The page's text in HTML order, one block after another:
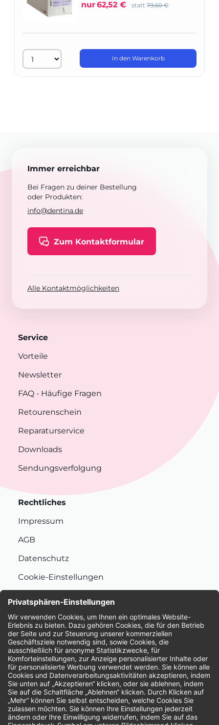
nur62,52 € statt 79,60 €
In den Warenkorb
Immer erreichbar
Bei Fragen zu deiner Bestellung
oder Produkten:
info@dentina.de
Zum Kontaktformular
Alle Kontaktmöglichkeiten
Service
Vorteile
Newsletter
FAQ - Häufige Fragen
Retourenschein
Reparaturservice
Downloads
Sendungsverfolgung
Rechtliches
Impressum
AGB
Datenschutz
Cookie-Einstellungen
Bewertungen